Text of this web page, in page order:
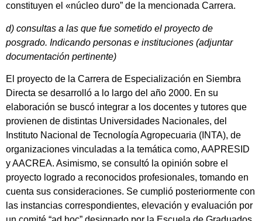
constituyen el «núcleo duro” de la mencionada Carrera.
d) consultas a las que fue sometido el proyecto de
posgrado. Indicando personas e instituciones (adjuntar
documentación pertinente)
El proyecto de la Carrera de Especialización en Siembra
Directa se desarrolló a lo largo del año 2000. En su
elaboración se buscó integrar a los docentes y tutores que
provienen de distintas Universidades Nacionales, del
Instituto Nacional de Tecnología Agropecuaria (INTA), de
organizaciones vinculadas a la temática como, AAPRESID
y AACREA. Asimismo, se consultó la opinión sobre el
proyecto logrado a reconocidos profesionales, tomando en
cuenta sus consideraciones. Se cumplió posteriormente con
las instancias correspondientes, elevación y evaluación por